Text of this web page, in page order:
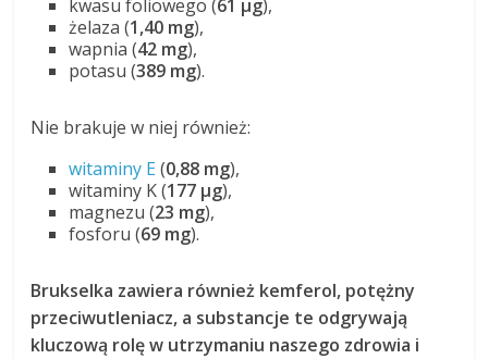
kwasu foliowego (61 µg),
żelaza (1,40 mg),
wapnia (42 mg),
potasu (389 mg).
Nie brakuje w niej również:
witaminy E(0,88 mg),
witaminy K (177 µg),
magnezu (23 mg),
fosforu (69 mg).
Brukselka zawiera również kemferol, potężny
przeciwutleniacz, a substancje te odgrywają
kluczową rolę w utrzymaniu naszego zdrowia i